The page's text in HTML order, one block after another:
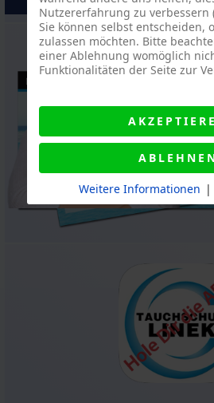
Nutzererfahrung zu verbessern
Sie können selbst entscheiden,
zulassen möchten. Bitte
einer Ablehnung womöglich
Funktionalitäten der Seite zur
Weitere Informationen |